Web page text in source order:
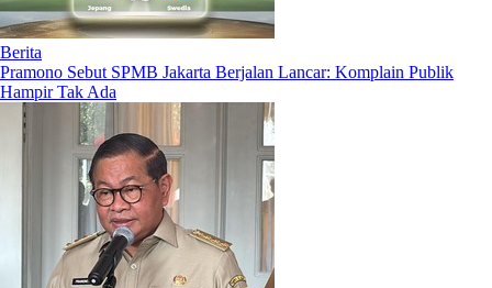
Berita
Pramono Sebut SPMB Jakarta Berjalan Lancar: Komplain Publik
Hampir Tak Ada